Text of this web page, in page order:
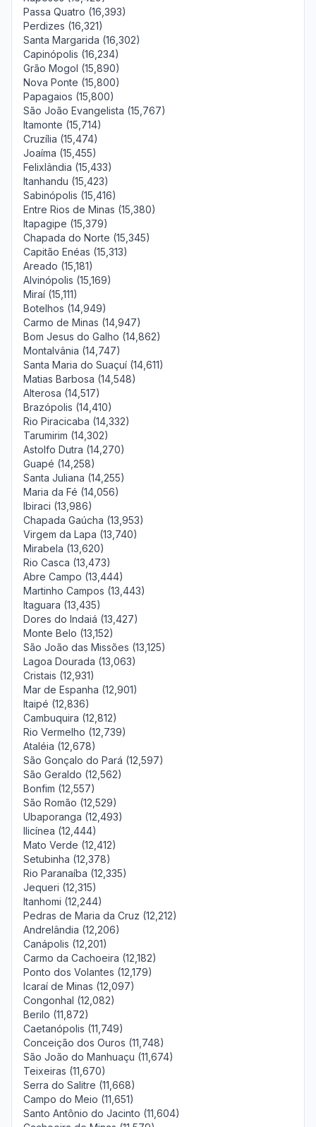
Passa Quatro (16,393)
Perdizes (16,321)
Santa Margarida (16,302)
Capinópolis (16,234)
Grão Mogol (15,890)
Nova Ponte (15,800)
Papagaios (15,800)
São João Evangelista (15,767)
Itamonte (15,714)
Cruzília (15,474)
Joaíma (15,455)
Felixlândia (15,433)
Itanhandu (15,423)
Sabinópolis (15,416)
Entre Rios de Minas (15,380)
Itapagipe (15,379)
Chapada do Norte (15,345)
Capitão Enéas (15,313)
Areado (15,181)
Alvinópolis (15,169)
Miraí (15,111)
Botelhos (14,949)
Carmo de Minas (14,947)
Bom Jesus do Galho (14,862)
Montalvânia (14,747)
Santa Maria do Suaçuí (14,611)
Matias Barbosa (14,548)
Alterosa (14,517)
Brazópolis (14,410)
Rio Piracicaba (14,332)
Tarumirim (14,302)
Astolfo Dutra (14,270)
Guapé (14,258)
Santa Juliana (14,255)
Maria da Fé (14,056)
Ibiraci (13,986)
Chapada Gaúcha (13,953)
Virgem da Lapa (13,740)
Mirabela (13,620)
Rio Casca (13,473)
Abre Campo (13,444)
Martinho Campos (13,443)
Itaguara (13,435)
Dores do Indaiá (13,427)
Monte Belo (13,152)
São João das Missões (13,125)
Lagoa Dourada (13,063)
Cristais (12,931)
Mar de Espanha (12,901)
Itaipé (12,836)
Cambuquira (12,812)
Rio Vermelho (12,739)
Ataléia (12,678)
São Gonçalo do Pará (12,597)
São Geraldo (12,562)
Bonfim (12,557)
São Romão (12,529)
Ubaporanga (12,493)
Ilicínea (12,444)
Mato Verde (12,412)
Setubinha (12,378)
Rio Paranaíba (12,335)
Jequeri (12,315)
Itanhomi (12,244)
Pedras de Maria da Cruz (12,212)
Andrelândia (12,206)
Canápolis (12,201)
Carmo da Cachoeira (12,182)
Ponto dos Volantes (12,179)
Icaraí de Minas (12,097)
Congonhal (12,082)
Berilo (11,872)
Caetanópolis (11,749)
Conceição dos Ouros (11,748)
São João do Manhuaçu (11,674)
Teixeiras (11,670)
Serra do Salitre (11,668)
Campo do Meio (11,651)
Santo Antônio do Jacinto (11,604)